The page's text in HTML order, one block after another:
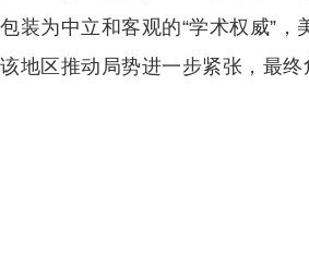
包装为中立和客观的“学术权威”
该地区推动局势进一步紧张，最终